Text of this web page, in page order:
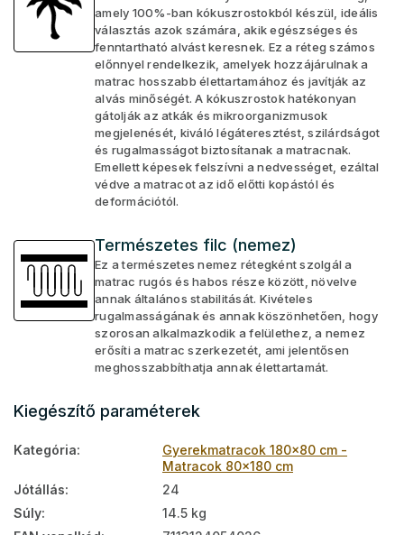
amely 100%-ban kókuszrostokból készül, ideális
választás azok számára, akik egészséges és
fenntartható alvást keresnek. Ez a réteg számos
előnnyel rendelkezik, amelyek hozzájárulnak a
matrac hosszabb élettartamához és javítják az
alvás minőségét. A kókuszrostok hatékonyan
gátolják az atkák és mikroorganizmusok
megjelenését, kiváló légáteresztést, szilárdságot
és rugalmasságot biztosítanak a matracnak.
Emellett képesek felszívni a nedvességet, ezáltal
védve a matracot az idő előtti kopástól és
deformációtól.
Természetes filc (nemez)
Ez a természetes nemez rétegként szolgál a
matrac rugós és habos része között, növelve
annak általános stabilitását. Kivételes
rugalmasságának és annak köszönhetően, hogy
szorosan alkalmazkodik a felülethez, a nemez
erősíti a matrac szerkezetét, ami jelentősen
meghosszabbíthatja annak élettartamát.
Kiegészítő paraméterek
Kategória:
Gyerekmatracok 180x80 cm -
Matracok 80x180 cm
Jótállás:
24
Súly:
14.5 kg